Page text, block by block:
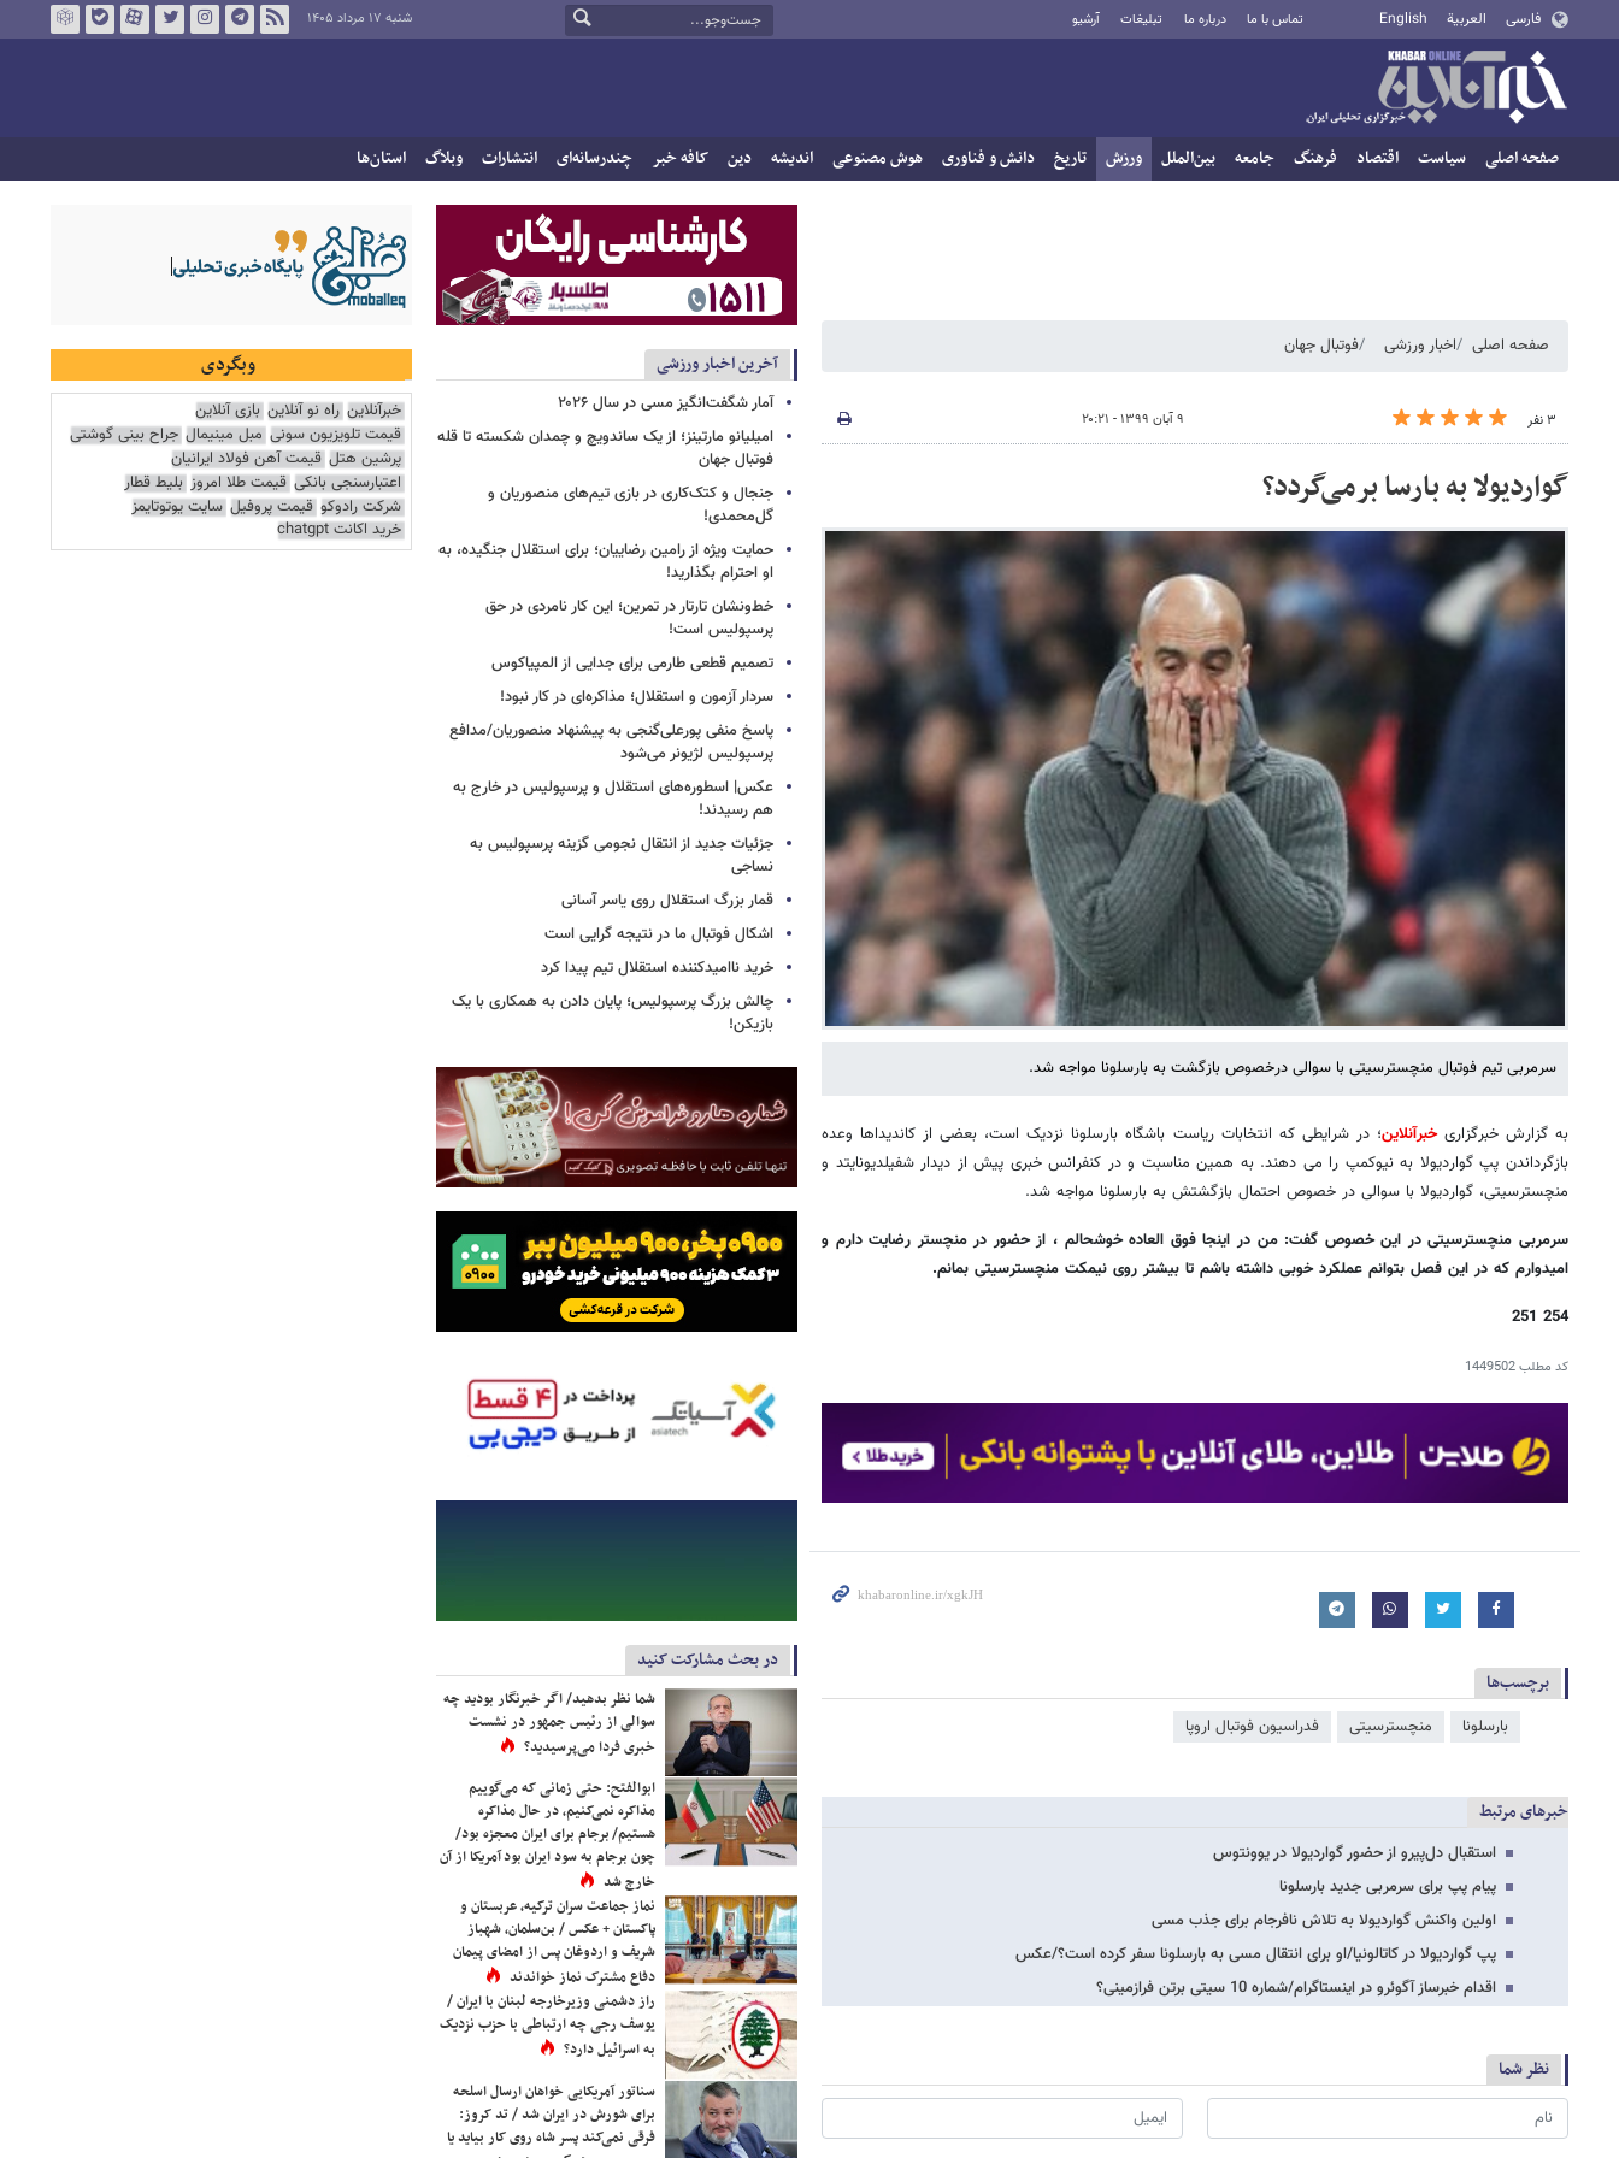
فارسی العربية English تماس با ما درباره ما تبلیغات آرشیو شنبه ۱۷ مرداد ۱۴۰۵
صفحه اصلی سیاست اقتصاد فرهنگ جامعه بین‌الملل ورزش تاریخ دانش و فناوری هوش مصنوعی اندیشه دین کافه خبر چندرسانه‌ای انتشارات وبلاگ استان‌ها
صفحه اصلی اخبار ورزشی فوتبال جهان
۳ نفر ۹ آبان ۱۳۹۹ - ۲۰:۲۱
گواردیولا به بارسا برمی‌گردد؟
سرمربی تیم فوتبال منچسترسیتی با سوالی درخصوص بازگشت به بارسلونا مواجه شد.
به گزارش خبرگزاریخبرآنلاین؛ در شرایطی که انتخابات ریاست باشگاه بارسلونا نزدیک است، بعضی از کاندیداها وعده
بازگرداندن پپ گواردیولا به نیوکمپ را می دهند. به همین مناسبت و در کنفرانس خبری پیش از دیدار شفیلدیونایتد و
منچسترسیتی، گواردیولا با سوالی در خصوص احتمال بازگشتش به بارسلونا مواجه شد.
سرمربی منچسترسیتی در این خصوص گفت: من در اینجا فوق العاده خوشحالم ، از حضور در منچستر رضایت دارم و
امیدوارم که در این فصل بتوانم عملکرد خوبی داشته باشم تا بیشتر روی نیمکت منچسترسیتی بمانم.
254 251
کد مطلب1449502
برچسب‌ها
بارسلونا منچسترسیتی فدراسیون فوتبال اروپا
خبرهای مرتبط
استقبال دل‌پیرو از حضور گواردیولا در یوونتوس
پیام پپ برای سرمربی جدید بارسلونا
اولین واکنش گواردیولا به تلاش نافرجام برای جذب مسی
پپ گواردیولا در کاتالونیا/او برای انتقال مسی به بارسلونا سفر کرده است؟/عکس
اقدام خبرساز آگوئرو در اینستاگرام/شماره 10 سیتی برتن فرازمینی؟
نظر شما
آخرین اخبار ورزشی
آمار شگفت‌انگیز مسی در سال ۲۰۲۶
امیلیانو مارتینز؛ از یک ساندویچ و چمدان شکسته تا قله
فوتبال جهان
جنجال و کتک‌کاری در بازی تیم‌های منصوریان و
گل‌محمدی!
حمایت ویژه از رامین رضاییان؛ برای استقلال جنگیده، به
او احترام بگذارید!
خط‌ونشان تارتار در تمرین؛ این کار نامردی در حق
پرسپولیس است!
تصمیم قطعی طارمی برای جدایی از المپیاکوس
سردار آزمون و استقلال؛ مذاکره‌ای در کار نبود!
پاسخ منفی پورعلی‌گنجی به پیشنهاد منصوریان/مدافع
پرسپولیس لژیونر می‌شود
عکس| اسطوره‌های استقلال و پرسپولیس در خارج به
هم رسیدند!
جزئیات جدید از انتقال نجومی گزینه پرسپولیس به
نساجی
قمار بزرگ استقلال روی یاسر آسانی
اشکال فوتبال ما در نتیجه گرایی است
خرید ناامیدکننده استقلال تیم پیدا کرد
چالش بزرگ پرسپولیس؛ پایان دادن به همکاری با یک
بازیکن!
در بحث مشارکت کنید
شما نظر بدهید/ اگر خبرنگار بودید چه
سوالی از رئیس جمهور در نشست
خبری فردا می‌پرسیدید؟
ابوالفتح: حتی زمانی که می‌گوییم
مذاکره نمی‌کنیم، در حال مذاکره
هستیم/ برجام برای ایران معجزه بود/
چون برجام به سود ایران بود آمریکا از آن
خارج شد
نماز جماعت سران ترکیه، عربستان و
پاکستان + عکس / بن‌سلمان، شهباز
شریف و اردوغان پس از امضای پیمان
دفاع مشترک نماز خواندند
راز دشمنی وزیرخارجه لبنان با ایران /
یوسف رجی چه ارتباطی با حزب نزدیک
به اسرائیل دارد؟
سناتور آمریکایی خواهان ارسال اسلحه
برای شورش در ایران شد / تد کروز:
فرقی نمی‌کند پسر شاه روی کار بیاید یا
وبگردی
خبرآنلاین راه نو آنلاین بازی آنلاین
قیمت تلویزیون سونی مبل مینیمال جراح بینی گوشتی
پرشین هتل قیمت آهن فولاد ایرانیان
اعتبارسنجی بانکی قیمت طلا امروز بلیط قطار
شرکت رادوکو قیمت پروفیل سایت یوتوتایمز
خرید اکانت chatgpt